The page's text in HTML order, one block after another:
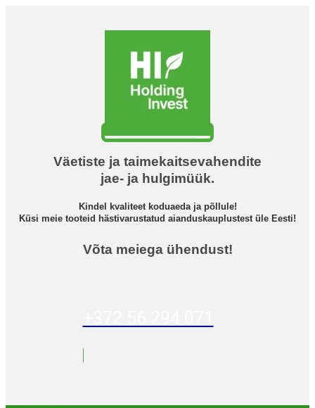
Väetiste ja taimekaitsevahendite
jae- ja hulgimüük.
Kindel kvaliteet koduaeda ja põllule!
Küsi meie tooteid hästivarustatud aianduskauplustest üle Eesti!
Võta meiega ühendust!